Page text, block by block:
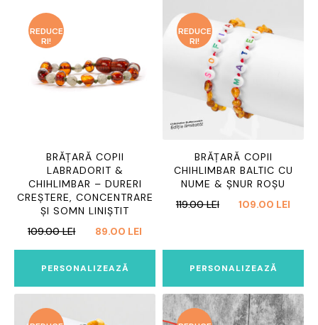
BRĂȚARĂ COPII
LABRADORIT &
CHIHLIMBAR – DURERI
CREȘTERE, CONCENTRARE
ȘI SOMN LINIȘTIT
REDUCE
RI!
109.00LEI
PREȚUL
INIȚIAL
A
109.00 LEI.
89.00 LEIPREȚUL
CURENT
PERSONALIZEAZĂ
BRĂȚARĂ COPII
CHIHLIMBAR BALTIC CU
NUME & ȘNUR ROȘU
REDUCE
RI!
119.00LEI
PREȚUL
FOST:
119.00 LEI.
109.00 LEI
PERSONALIZEAZĂ